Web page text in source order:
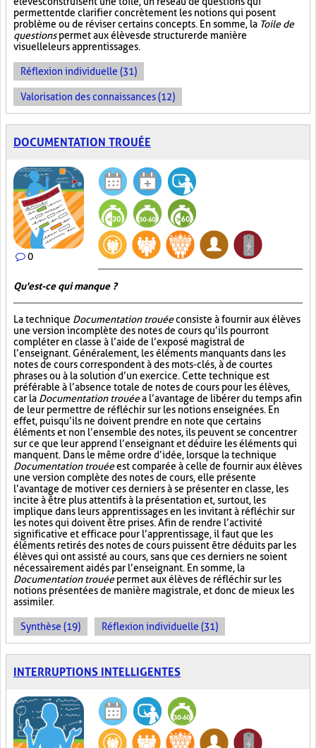
permettent de clarifier concrètement les notions qui posent
problème ou de réviser certains concepts. En somme, la Toile de
questionspermet aux élèves de structurer de manière
visuelle leurs apprentissages.
Réflexion individuelle (31)
Valorisation des connaissances (12)
DOCUMENTATION TROUÉE
0
Qu'est-ce qui manque ?
La technique Documentation trouéeconsiste à fournir aux élèves
une version incomplète des notes de cours qu’ils pourront
compléter en classe à l’aide de l’exposé magistral de
l’enseignant. Généralement, les éléments manquants dans les
notes de cours correspondent à des mots-clés, à de courtes
phrases ou à la solution d’un exercice. Cette technique est
préférable à l’absence totale de notes de cours pour les élèves,
car la Documentation trouéea l’avantage de libérer du temps afin
de leur permettre de réfléchir sur les notions enseignées. En
effet, puisqu’ils ne doivent prendre en note que certains
éléments et non l’ensemble des notes, ils peuvent se concentrer
sur ce que leur apprend l’enseignant et déduire les éléments qui
manquent. Dans le même ordre d’idée, lorsque la technique
Documentation trouéeest comparée à celle de fournir aux élèves
une version complète des notes de cours, elle présente
l’avantage de motiver ces derniers à se présenter en classe, les
incite à être plus attentifs à la présentation et, surtout, les
implique dans leurs apprentissages en les invitant à réfléchir sur
les notes qui doivent être prises. Afin de rendre l’activité
significative et efficace pour l’apprentissage, il faut que les
éléments retirés des notes de cours puissent être déduits par les
élèves qui ont assisté au cours, sans que ces derniers ne soient
nécessairement aidés par l’enseignant. En somme, la
Documentation trouéepermet aux élèves de réfléchir sur les
notions présentées de manière magistrale, et donc de mieux les
assimiler.
Synthèse (19) Réflexion individuelle (31)
INTERRUPTIONS INTELLIGENTES